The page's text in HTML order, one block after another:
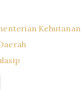
Kehutanan